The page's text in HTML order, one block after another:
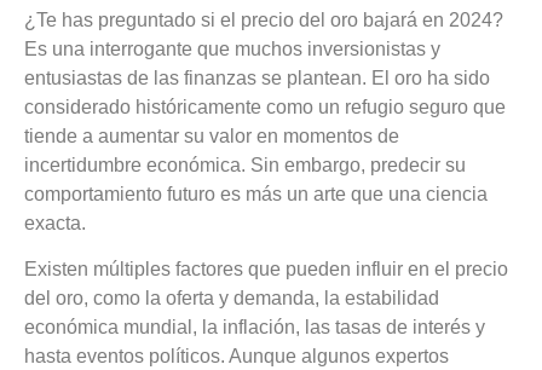
¿Te has preguntado si el precio del oro bajará en 2024?
Es una interrogante que muchos inversionistas y
entusiastas de las finanzas se plantean. El oro ha sido
considerado históricamente como un refugio seguro que
tiende a aumentar su valor en momentos de
incertidumbre económica. Sin embargo, predecir su
comportamiento futuro es más un arte que una ciencia
exacta.
Existen múltiples factores que pueden influir en el precio
del oro, como la oferta y demanda, la estabilidad
económica mundial, la inflación, las tasas de interés y
hasta eventos políticos. Aunque algunos expertos